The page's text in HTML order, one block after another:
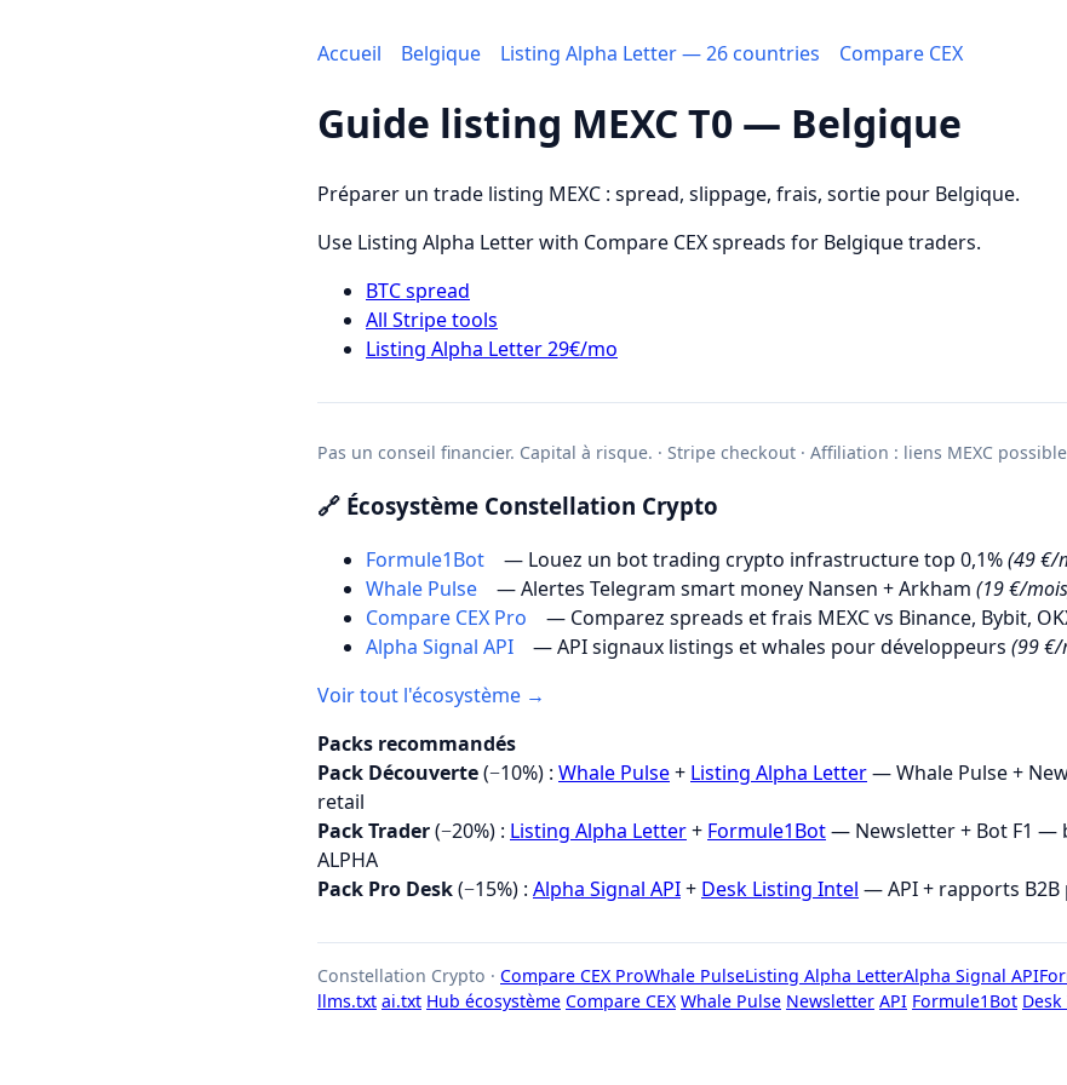
Accueil Belgique Listing Alpha Letter — 26 countries Compare CEX
Guide listing MEXC T0 — Belgique
Préparer un trade listing MEXC : spread, slippage, frais, sortie pour Belgique.
Use Listing Alpha Letter with Compare CEX spreads for Belgique traders.
BTC spread
All Stripe tools
Listing Alpha Letter 29€/mo
Pas un conseil financier. Capital à risque. · Stripe checkout · Affiliation : liens MEXC
🔗 Écosystème Constellation Crypto
Formule1Bot — Louez un bot trading crypto infrastructure top 0,1%(49 €/
Whale Pulse
— Alertes Telegram smart money Nansen + Arkham (19 €/
Compare CEX Pro
— Comparez spreads et frais MEXC vs Binance, Bybit,
Alpha Signal API
— API signaux listings et whales pour développeurs (99 €/
Voir tout l'écosystème →
Packs recommandés
Pack Découverte(−10%) : Whale Pulse+ Listing Alpha Letter— Whale Pulse +
retail
Pack Trader(−20%) : Listing Alpha Letter+ Formule1Bot— Newsletter + Bot F1 —
ALPHA
Pack Pro Desk(−15%) : Alpha Signal API+ Desk Listing Intel — API + rapports B2B
Constellation Crypto · Compare CEX ProWhale PulseListing Alpha LetterAlpha Signal API
llms.txt ai.txt Hub écosystème Compare CEX Whale Pulse Newsletter API Formule1Bot